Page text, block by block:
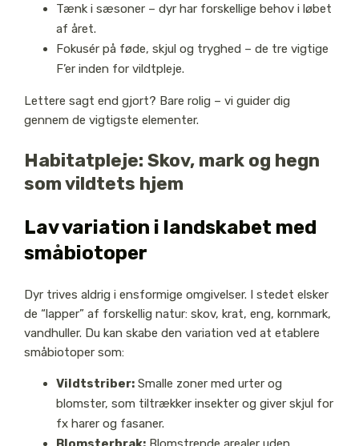
Tænk i sæsoner – dyr har forskellige behov i løbet
af året.
Fokusér på føde, skjul og tryghed – de tre vigtige
F’er inden for vildtpleje.
Lettere sagt end gjort? Bare rolig – vi guider dig
gennem de vigtigste elementer.
Habitatpleje: Skov, mark og hegn
som vildtets hjem
Lav variation i landskabet med
småbiotoper
Dyr trives aldrig i ensformige omgivelser. I stedet elsker
de “lapper” af forskellig natur: skov, krat, eng, kornmark,
vandhuller. Du kan skabe den variation ved at etablere
småbiotoper som:
Vildtstriber:Smalle zoner med urter og
blomster, som tiltrækker insekter og giver skjul for
fx harer og fasaner.